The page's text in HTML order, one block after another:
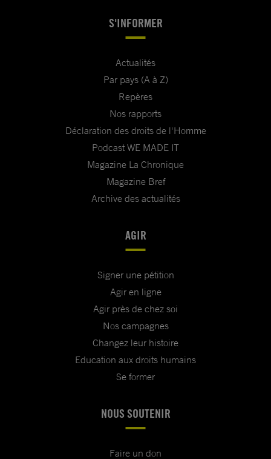
S'INFORMER
Actualités
Par pays (A à Z)
Repères
Nos rapports
Déclaration des droits de l'Homme
Podcast WE MADE IT
Magazine La Chronique
Magazine Bref
Archive des actualités
AGIR
Signer une pétition
Agir en ligne
Agir près de chez soi
Nos campagnes
Changez leur histoire
Education aux droits humains
Se former
NOUS SOUTENIR
Faire un don